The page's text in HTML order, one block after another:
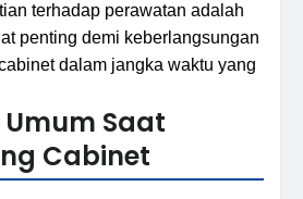
terhadap perawatan adalah
penting demi keberlangsungan
dalam jangka waktu yang
Saat
Cabinet